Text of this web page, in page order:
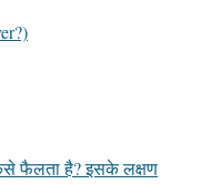
फैलता है? इसके लक्षण